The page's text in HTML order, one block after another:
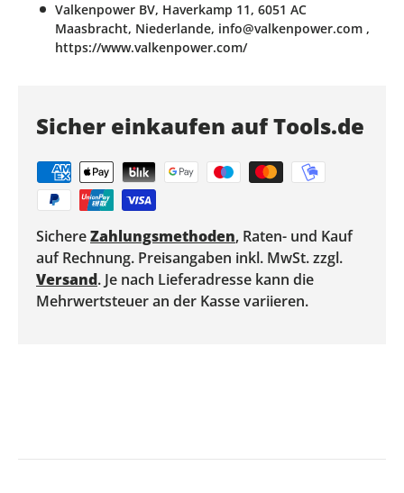
Valkenpower BV, Haverkamp 11, 6051 AC
Maasbracht, Niederlande, info@valkenpower.com ,
https://www.valkenpower.com/
Sicher einkaufen auf Tools.de
SichereZahlungsmethoden, Raten- und Kauf
auf Rechnung. Preisangaben inkl. MwSt. zzgl.
Versand. Je nach Lieferadresse kann die
Mehrwertsteuer an der Kasse variieren.